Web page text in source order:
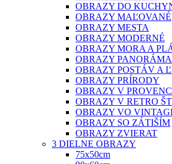
OBRAZY DO
OBRAZY MAĽOVANÉ
OBRAZY MESTA
OBRAZY MODERNÉ
OBRAZY MORA A
OBRAZY PANORÁMA
OBRAZY POSTÁV A
OBRAZY PRÍRODY
OBRAZY V
OBRAZY V RETRO
OBRAZY VO
OBRAZY SO ZÁTIŠÍM
OBRAZY ZVIERAT
3 DIELNE OBRAZY
75x50cm